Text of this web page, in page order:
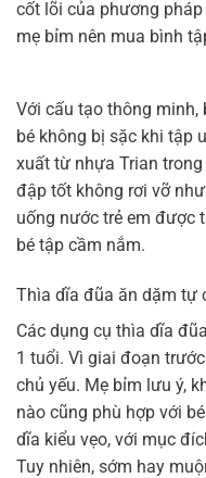
cốt lõi của phương
mẹ bỉm nên mua bình
Với cấu tạo thông minh,
bé không bị sặc khi tập
xuất từ nhựa Trian
đập tốt không rơi vỡ
uống nước trẻ em được
bé tập cầm nắm.
Thìa dĩa đũa ăn dặm tự
Các dụng cụ thìa dĩa
1 tuổi. Vì giai đoạn
chủ yếu. Mẹ bỉm lưu ý,
nào cũng phù hợp với
dĩa kiểu vẹo, với mục
Tuy nhiên, sớm hay